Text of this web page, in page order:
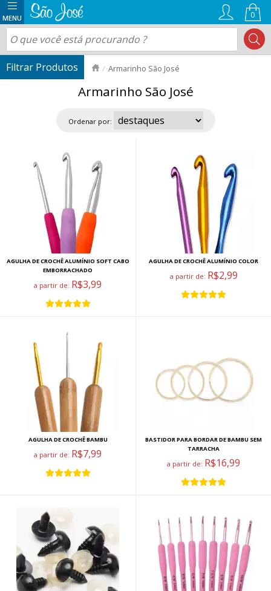
0
Armarinho São José
Armarinho São José
Ordenar por:
AGULHA DE CROCHÊ ALUMÍNIO SOFT CABO
EMBORRACHADO
a partir de: R$3,99
AGULHA DE CROCHÊ ALUMÍNIO COLOR
a partir de: R$2,99
AGULHA DE CROCHÊ BAMBU
a partir de: R$7,99
BASTIDOR PARA BORDAR DE BAMBU SEM
TARRACHA
a partir de: R$16,99